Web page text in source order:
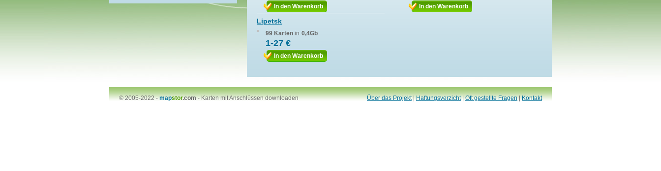
In den Warenkorb In den Warenkorb
Lipetsk
99 Karten in 0,4Gb
1-27 €
In den Warenkorb
© 2005-2022 -mapstor.com-Karten mit Anschlüssen downloaden Über das Projekt|Haftungsverzicht|Oft gestellte Fragen|Kontakt